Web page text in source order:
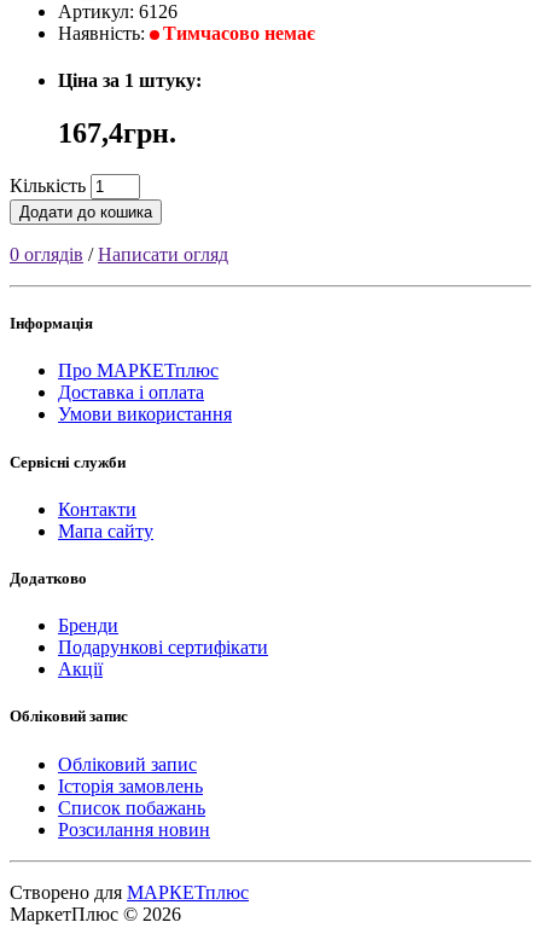
Артикул: 6126
Наявність:
Тимчасово немає
Ціна за 1 штуку:
167,4грн.
Кількість
Додати до кошика
0 оглядів /Написати огляд
Інформація
Про МАРКЕТплюс
Доставка і оплата
Умови використання
Сервісні служби
Контакти
Мапа сайту
Додатково
Бренди
Подарункові сертифікати
Акції
Обліковий запис
Обліковий запис
Історія замовлень
Список побажань
Розсилання новин
Створено для МАРКЕТплюс
МаркетПлюс © 2026